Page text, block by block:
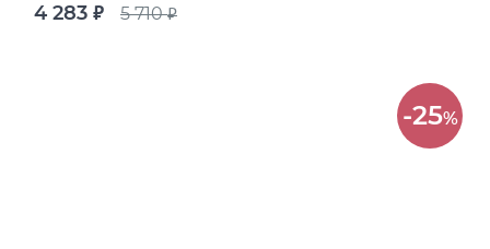
4 283 руб. 5 710руб.
-25%